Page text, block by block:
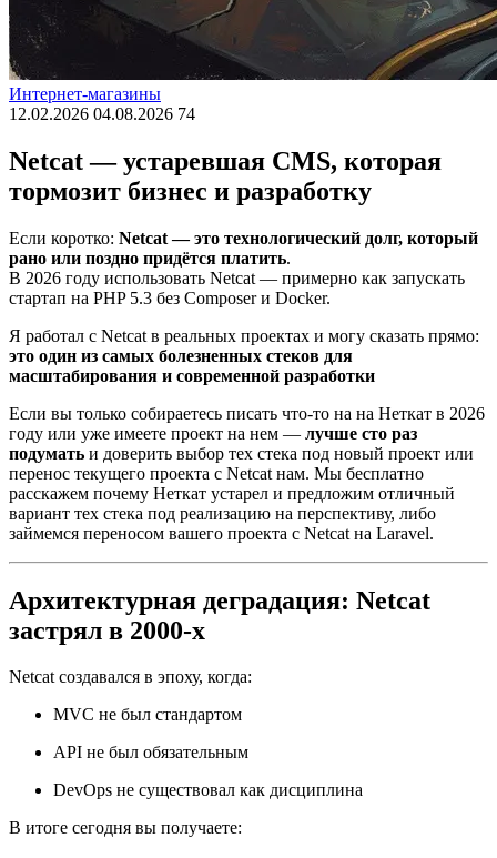
Интернет-магазины
12.02.2026 04.08.2026 74
Netcat — устаревшая CMS, которая
тормозит бизнес и разработку
Если коротко: Netcat — это технологический долг, который
рано или поздно придётся платить.
В 2026 году использовать Netcat — примерно как запускать
стартап на PHP 5.3 без Composer и Docker.
Я работал с Netcat в реальных проектах и могу сказать прямо:
это один из самых болезненных стеков для
масштабирования и современной разработки
Если вы только собираетесь писать что-то на на Неткат в 2026
году или уже имеете проект на нем — лучше сто раз
подумать и доверить выбор тех стека под новый проект или
перенос текущего проекта с Netcat нам. Мы бесплатно
расскажем почему Неткат устарел и предложим отличный
вариант тех стека под реализацию на перспективу, либо
займемся переносом вашего проекта с Netcat на Laravel.
Архитектурная деградация: Netcat
застрял в 2000-х
Netcat создавался в эпоху, когда:
MVC не был стандартом
API не был обязательным
DevOps не существовал как дисциплина
В итоге сегодня вы получаете: